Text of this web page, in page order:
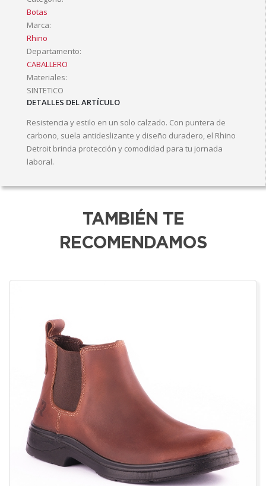
Botas
Marca:
Rhino
Departamento:
CABALLERO
Materiales:
SINTETICO
DETALLES DEL ARTÍCULO
Resistencia y estilo en un solo calzado. Con puntera de
carbono, suela antideslizante y diseño duradero, el Rhino
Detroit brinda protección y comodidad para tu jornada
laboral.
TAMBIÉN TE
RECOMENDAMOS